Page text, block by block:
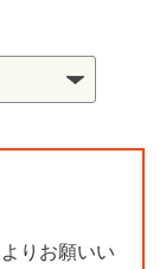
よりお願いい